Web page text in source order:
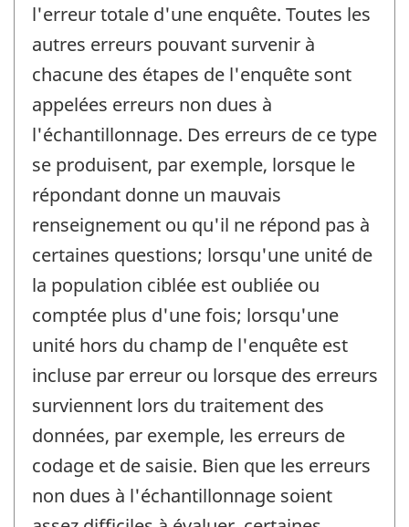
l'erreur totale d'une enquête. Toutes les
autres erreurs pouvant survenir à
chacune des étapes de l'enquête sont
appelées erreurs non dues à
l'échantillonnage. Des erreurs de ce type
se produisent, par exemple, lorsque le
répondant donne un mauvais
renseignement ou qu'il ne répond pas à
certaines questions; lorsqu'une unité de
la population ciblée est oubliée ou
comptée plus d'une fois; lorsqu'une
unité hors du champ de l'enquête est
incluse par erreur ou lorsque des erreurs
surviennent lors du traitement des
données, par exemple, les erreurs de
codage et de saisie. Bien que les erreurs
non dues à l'échantillonnage soient